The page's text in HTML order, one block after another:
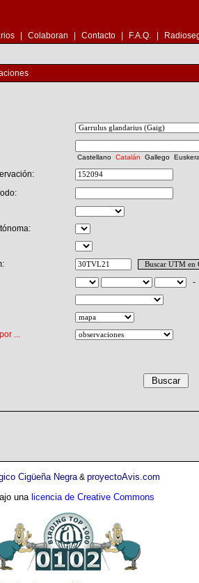
Colaboran Contacto F.A.Q.
Castellano Catalán Gallego
...
Cigüeña Negra& proyectoAvis.com
una licencia de Creative Commons